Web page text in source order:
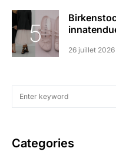
26 juillet 2026
Categories